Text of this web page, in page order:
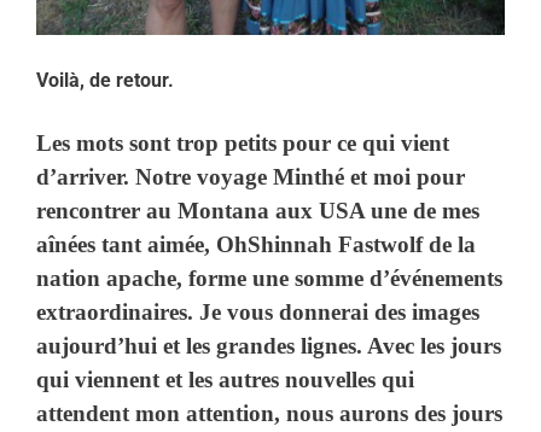
Voilà, de retour.
Les mots sont trop petits pour ce qui vient
d’arriver. Notre voyage Minthé et moi pour
rencontrer au Montana aux USA une de mes
aînées tant aimée, OhShinnah Fastwolf de la
nation apache, forme une somme d’événements
extraordinaires. Je vous donnerai des images
aujourd’hui et les grandes lignes. Avec les jours
qui viennent et les autres nouvelles qui
attendent mon attention, nous aurons des jours